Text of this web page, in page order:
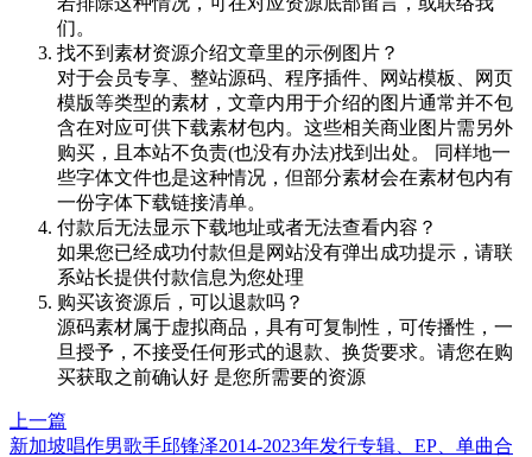
们。
找不到素材资源介绍文章里的示例图片？
对于会员专享、整站源码、程序插件、网站模板、网页
模版等类型的素材，文章内用于介绍的图片通常并不包
含在对应可供下载素材包内。这些相关商业图片需另外
购买，且本站不负责(也没有办法)找到出处。 同样地一
些字体文件也是这种情况，但部分素材会在素材包内有
一份字体下载链接清单。
付款后无法显示下载地址或者无法查看内容？
如果您已经成功付款但是网站没有弹出成功提示，请联
系站长提供付款信息为您处理
购买该资源后，可以退款吗？
源码素材属于虚拟商品，具有可复制性，可传播性，一
旦授予，不接受任何形式的退款、换货要求。请您在购
买获取之前确认好 是您所需要的资源
上一篇
新加坡唱作男歌手邱锋泽2014-2023年发行专辑、EP、单曲合